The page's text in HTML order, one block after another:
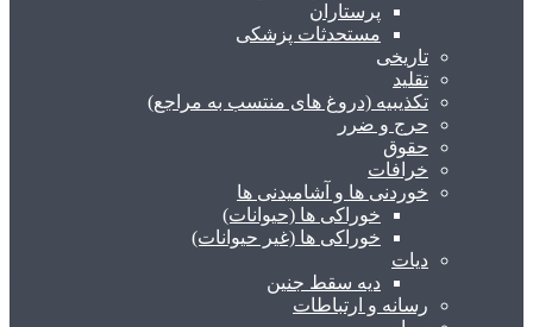
پرستاران
مستحدثات پزشکی
تاریخی
تقلید
تکذیبیه (دروغ های منتسب به مراجع)
حرج و ضرر
حقوق
خرافات
خوردنی ها و آشامیدنی ها
خوراکی ها (حیوانات)
خوراکی ها (غیر حیوانات)
دیات
دیه سقط جنین
رسانه و ارتباطات